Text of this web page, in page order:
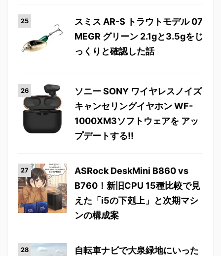
スミス AR-S トラウトモデル 07
MEGR グリーン 2.1gと3.5gをじ
っくりと確認した話
ソニー SONY ワイヤレスノイズ
キャンセリングイヤホン WF-
1000XM3ソフトウェアを アッ
プデートする!!
ASRock DeskMini B860 vs
B760！新旧CPU 15種比較で見
えた「i5の下剋上」と次期マシ
ンの構成案
自転車ナビで大泉緑地にいった